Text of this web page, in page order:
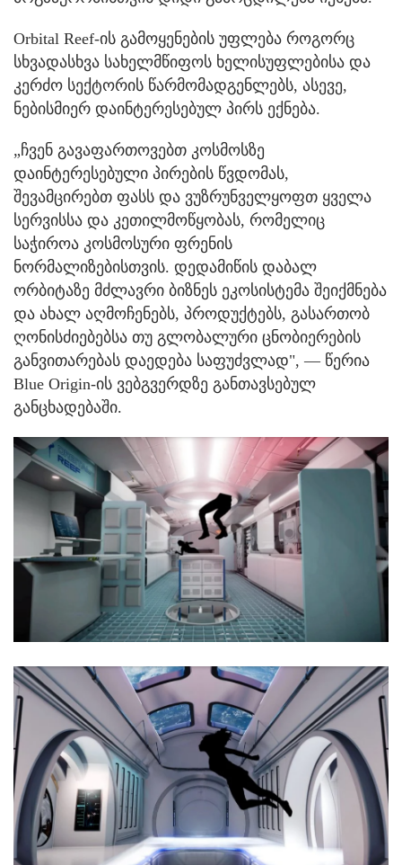
Orbital Reef-ის გამოყენების უფლება როგორც
სხვადასხვა სახელმწიფოს ხელისუფლებისა და
კერძო სექტორის წარმომადგენლებს, ასევე,
ნებისმიერ დაინტერესებულ პირს ექნება.
„ჩვენ გავაფართოვებთ კოსმოსზე
დაინტერესებული პირების წვდომას,
შევამცირებთ ფასს და ვუზრუნველყოფთ ყველა
სერვისსა და კეთილმოწყობას, რომელიც
საჭიროა კოსმოსური ფრენის
ნორმალიზებისთვის. დედამიწის დაბალ
ორბიტაზე მძლავრი ბიზნეს ეკოსისტემა შეიქმნება
და ახალ აღმოჩენებს, პროდუქტებს, გასართობ
ღონისძიებებსა თუ გლობალური ცნობიერების
განვითარებას დაედება საფუძვლად", — წერია
Blue Origin-ის ვებგვერდზე განთავსებულ
განცხადებაში.